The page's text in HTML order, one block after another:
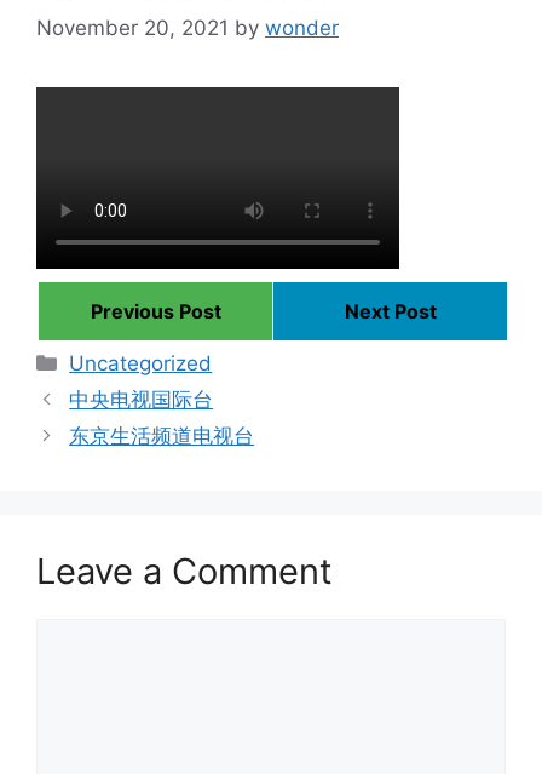
November 20, 2021 by wonder
Previous Post
Next Post
Categories
Uncategorized
中央电视国际台
东京生活频道电视台
Leave a Comment